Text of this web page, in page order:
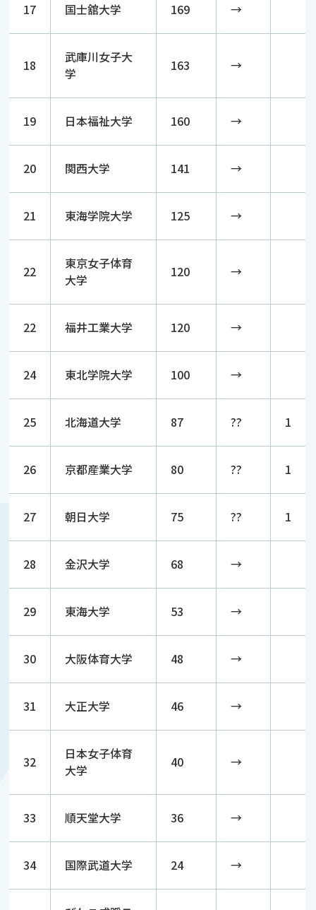
17 国士舘大学 169 →
18
武庫川女子大
学
163 →
19 日本福祉大学 160 →
20 関西大学 141 →
21 東海学院大学 125 →
22
東京女子体育
大学
120 →
22 福井工業大学 120 →
24 東北学院大学 100 →
25 北海道大学 87 ?? 1
26 京都産業大学 80 ?? 1
27 朝日大学 75 ?? 1
28 金沢大学 68 →
29 東海大学 53 →
30 大阪体育大学 48 →
31 大正大学 46 →
32
日本女子体育
大学
40 →
33 順天堂大学 36 →
34 国際武道大学 24 →